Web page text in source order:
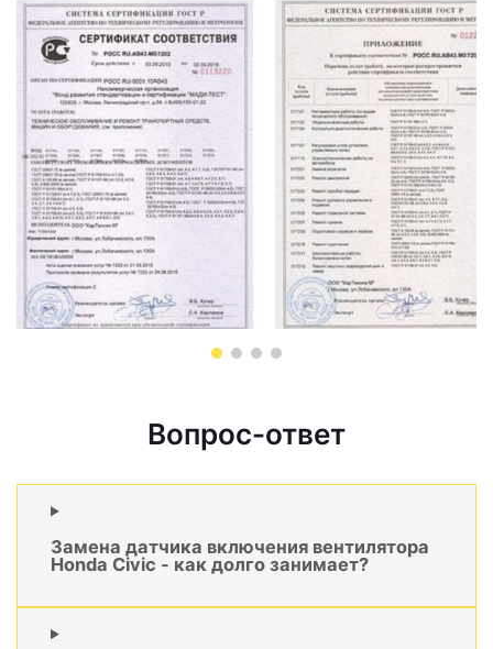
Вопрос-ответ
Замена датчика включения вентилятора
Honda Civic - как долго занимает?